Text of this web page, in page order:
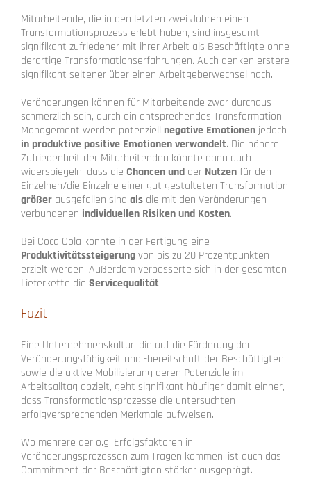
Mitarbeitende, die in den letzten zwei Jahren einen
Transformationsprozess erlebt haben, sind insgesamt
signifikant zufriedener mit ihrer Arbeit als Beschäftigte ohne
derartige Transformationserfahrungen. Auch denken erstere
signifikant seltener über einen Arbeitgeberwechsel nach.
Veränderungen können für Mitarbeitende zwar durchaus
schmerzlich sein, durch ein entsprechendes Transformation
Management werden potenziell negative Emotionenjedoch
in produktive positive Emotionen verwandelt. Die höhere
Zufriedenheit der Mitarbeitenden könnte dann auch
widerspiegeln, dass die Chancen und der Nutzenfür den
Einzelnen/die Einzelne einer gut gestalteten Transformation
größer ausgefallen sind als die mit den Veränderungen
verbundenen individuellen Risiken und Kosten.
Bei Coca Cola konnte in der Fertigung eine
Produktivitätssteigerungvon bis zu 20 Prozentpunkten
erzielt werden. Außerdem verbesserte sich in der gesamten
Lieferkette die Servicequalität.
Fazit
Eine Unternehmenskultur, die auf die Förderung der
Veränderungsfähigkeit und -bereitschaft der Beschäftigten
sowie die aktive Mobilisierung deren Potenziale im
Arbeitsalltag abzielt, geht signifikant häufiger damit einher,
dass Transformationsprozesse die untersuchten
erfolgversprechenden Merkmale aufweisen.
Wo mehrere der o.g. Erfolgsfaktoren in
Veränderungsprozessen zum Tragen kommen, ist auch das
Commitment der Beschäftigten stärker ausgeprägt.